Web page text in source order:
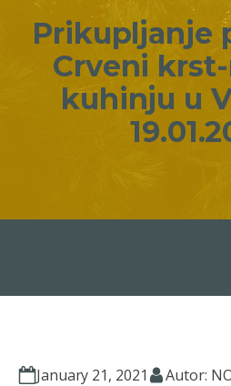
Prikupljanje
Crveni
kuhinju u
January 21, 2021 Autor: